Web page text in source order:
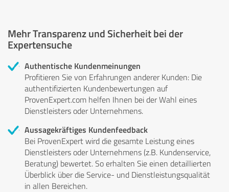
Mehr Transparenz und Sicherheit bei der
Expertensuche
Authentische Kundenmeinungen
Profitieren Sie von Erfahrungen anderer Kunden: Die
authentifizierten Kundenbewertungen auf
ProvenExpert.com helfen Ihnen bei der Wahl eines
Dienstleisters oder Unternehmens.
Aussagekräftiges Kundenfeedback
Bei ProvenExpert wird die gesamte Leistung eines
Dienstleisters oder Unternehmens (z.B. Kundenservice,
Beratung) bewertet. So erhalten Sie einen detaillierten
Überblick über die Service- und Dienstleistungsqualität
in allen Bereichen.